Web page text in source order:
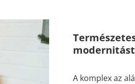
A komplex az